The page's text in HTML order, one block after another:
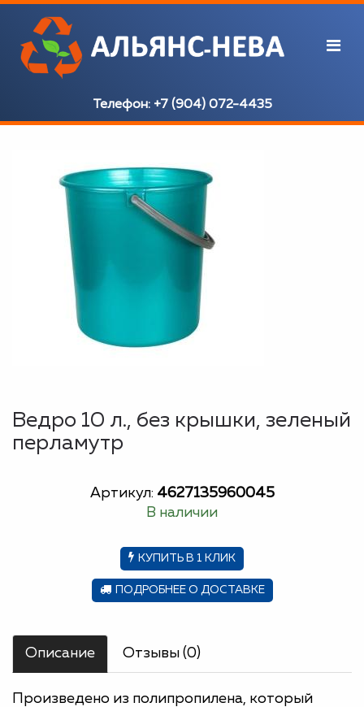
Телефон: +7 (904) 072-4435
Ведро 10 л., без крышки, зеленый
перламутр
Артикул: 4627135960045
В наличии
КУПИТЬ В 1 КЛИК
ПОДРОБНЕЕ О ДОСТАВКЕ
Описание Отзывы (0)
Произведено из полипропилена, который